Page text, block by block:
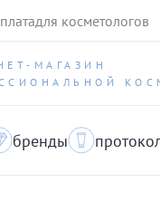
для косметологов
МАГАЗИН
бренды